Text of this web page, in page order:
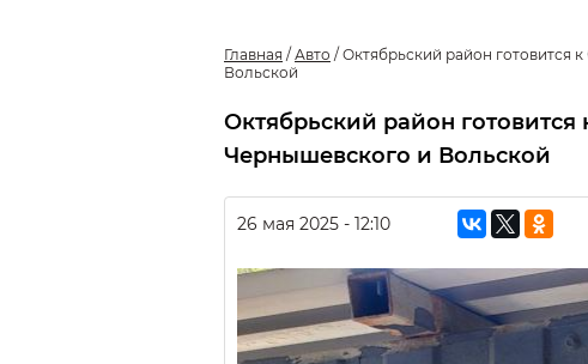
Главная / Авто / Октябрьский район готовится
Вольской
Октябрьский район готовится
Чернышевского и Вольской
26 мая 2025 - 12:10